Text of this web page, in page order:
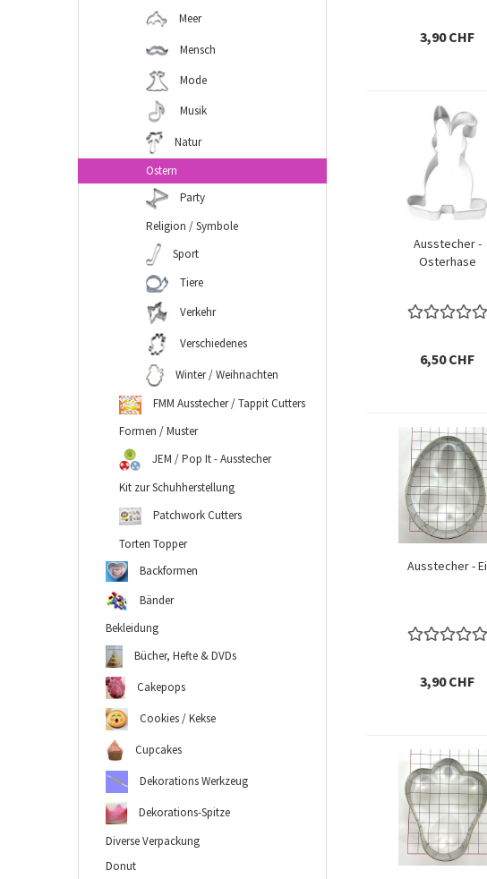
3,90 CHF
Ausstecher -
Osterhase
6,50 CHF
Ausstecher - Ei
3,90 CHF
Meer
Mensch
Mode
Musik
Natur
Ostern
Party
Religion / Symbole
Sport
Tiere
Verkehr
Verschiedenes
Winter / Weihnachten
FMM Ausstecher / Tappit Cutters
Formen / Muster
JEM / Pop It - Ausstecher
Kit zur Schuhherstellung
Patchwork Cutters
Torten Topper
Backformen
Bänder
Bekleidung
Bücher, Hefte & DVDs
Cakepops
Cookies / Kekse
Cupcakes
Dekorations Werkzeug
Dekorations-Spitze
Diverse Verpackung
Donut